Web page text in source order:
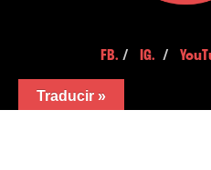
FB. /IG. /
Traducir »